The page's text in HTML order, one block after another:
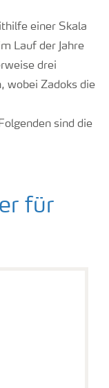
einer Skala
Lauf der Jahre
drei
wobei Zadoks die
sind die
für